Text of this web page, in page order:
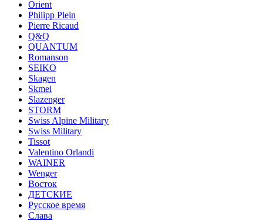
Orient
Philipp Plein
Pierre Ricaud
Q&Q
QUANTUM
Romanson
SEIKO
Skagen
Skmei
Slazenger
STORM
Swiss Alpine Military
Swiss Military
Tissot
Valentino Orlandi
WAINER
Wenger
Восток
ДЕТСКИЕ
Русское время
Слава